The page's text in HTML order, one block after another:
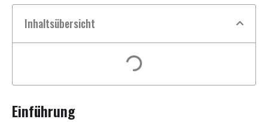
Inhaltsübersicht
Einführung